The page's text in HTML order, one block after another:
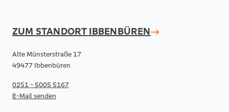
ZUM STANDORT IBBENBÜREN
Alte Münsterstraße 17
49477 Ibbenbüren
0251 - 5005 5167
E-Mail senden